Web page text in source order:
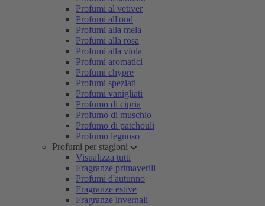
Profumi al vetiver
Profumi all'oud
Profumi alla mela
Profumi alla rosa
Profumi alla viola
Profumi aromatici
Profumi chypre
Profumi speziati
Profumi vanigliati
Profumo di cipria
Profumo di muschio
Profumo di patchouli
Profumo legnoso
Profumi per stagioni
Visualizza tutti
Fragranze primaverili
Profumi d'autunno
Fragranze estive
Fragranze invernali